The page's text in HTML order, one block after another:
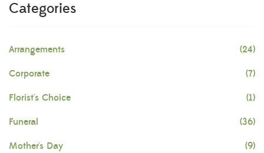
Categories
Arrangements (24)
Corporate (7)
Florist's Choice (1)
Funeral (36)
Mother's Day (9)